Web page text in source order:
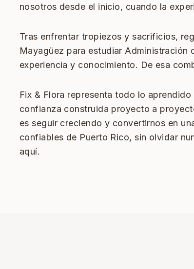
nosotros desde el inicio, cuando la
Tras enfrentar tropiezos y sacrificios,
Mayagüez para estudiar Administración
experiencia y conocimiento. De esa
Fix & Flora representa todo lo
confianza construida proyecto a
es seguir creciendo y convertirnos en
confiables de Puerto Rico, sin olvidar
aquí.